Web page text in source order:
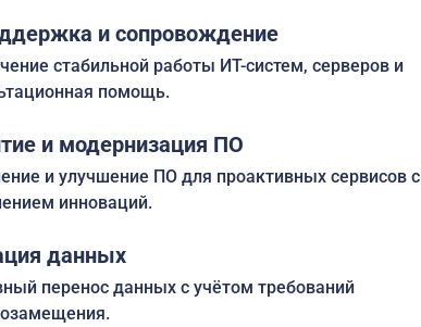
и сопровождение
стабильной работы ИТ-систем, серверов и
помощь.
и модернизация ПО
и улучшение ПО для проактивных сервисов с
инноваций.
данных
перенос данных с учётом требований